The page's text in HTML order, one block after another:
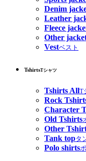
Denim
Leather
Fleece
Other
Vestベスト
TshirtsTシャツ
Tshirts AllT
Rock
Character
Old Tshirts
Other
Tank topタ
Polo shirts